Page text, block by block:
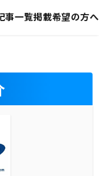
事一覧掲載希望の方へ